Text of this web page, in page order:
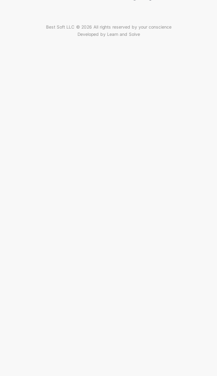
Best Soft LLC © 2026 All rights reserved by your conscience
Developed by Learn and Solve